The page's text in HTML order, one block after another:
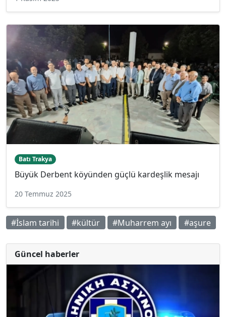
Batı Trakya
Büyük Derbent köyünden güçlü kardeşlik mesajı
20 Temmuz 2025
#İslam tarihi #kültür #Muharrem ayı #aşure
Güncel haberler